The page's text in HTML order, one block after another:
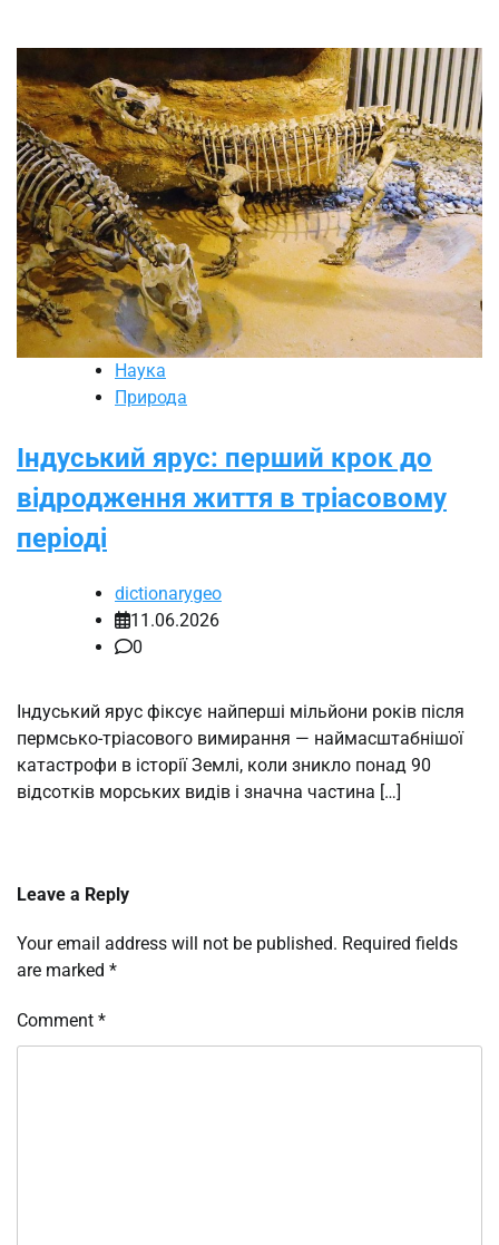
Наука
Природа
Індуський ярус: перший крок до
відродження життя в тріасовому
періоді
dictionarygeo
11.06.2026
0
Індуський ярус фіксує найперші мільйони років після
пермсько-тріасового вимирання — наймасштабнішої
катастрофи в історії Землі, коли зникло понад 90
відсотків морських видів і значна частина […]
Leave a Reply
Your email address will not be published. Required fields
are marked *
Comment *